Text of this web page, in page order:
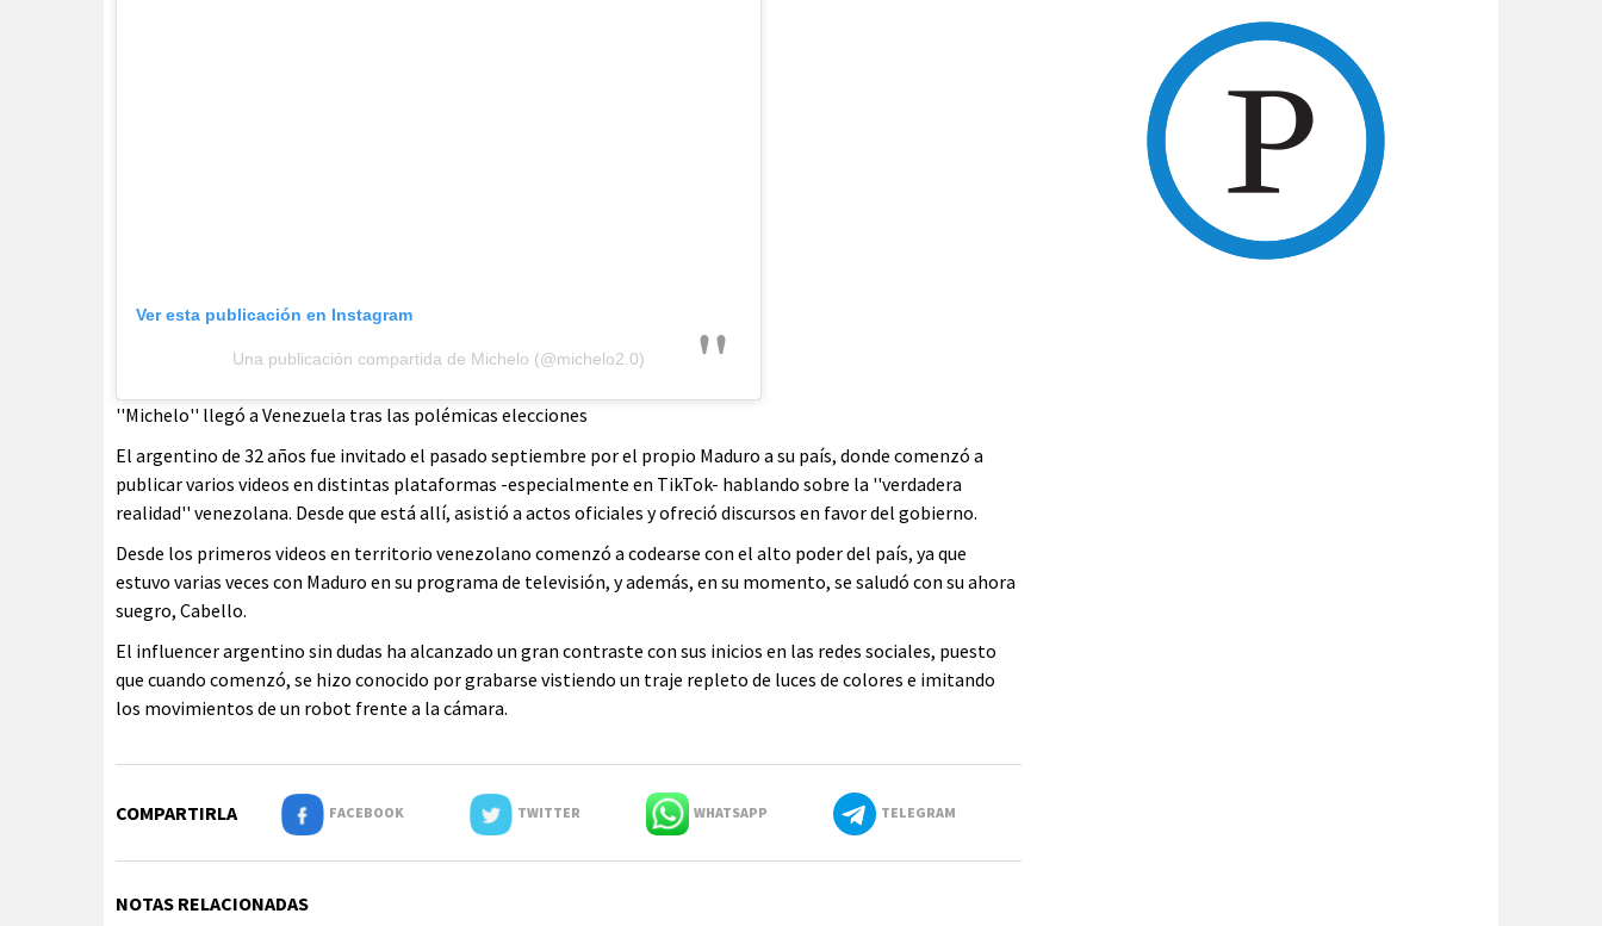
Ver esta publicación en Instagram
Una publicación compartida de Michelo (@michelo2.0)
''Michelo'' llegó a Venezuela tras las polémicas elecciones
El argentino de 32 años fue invitado el pasado septiembre por el propio Maduro a su país, donde comenzó a
publicar varios videos en distintas plataformas -especialmente en TikTok- hablando sobre la ''verdadera
realidad'' venezolana. Desde que está allí, asistió a actos oficiales y ofreció discursos en favor del gobierno.
Desde los primeros videos en territorio venezolano comenzó a codearse con el alto poder del país, ya que
estuvo varias veces con Maduro en su programa de televisión, y además, en su momento, se saludó con su ahora
suegro, Cabello.
El influencer argentino sin dudas ha alcanzado un gran contraste con sus inicios en las redes sociales, puesto
que cuando comenzó, se hizo conocido por grabarse vistiendo un traje repleto de luces de colores e imitando
los movimientos de un robot frente a la cámara.
COMPARTIRLA FACEBOOK TWITTER WHATSAPP TELEGRAM
NOTAS RELACIONADAS